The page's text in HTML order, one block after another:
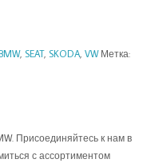
, SEAT, SKODA, VW Метка:
Присоединяйтесь к нам в
с ассортиментом